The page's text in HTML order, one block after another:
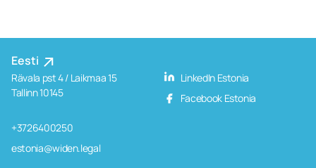
Eesti
Rävala pst 4 / Laikmaa 15
Tallinn 10145
+3726400250
estonia@widen.legal
LinkedIn Estonia
Facebook Estonia